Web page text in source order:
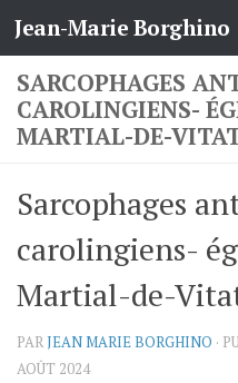
Skip to content
Jean-Marie Borghino
SARCOPHAGES
CAROLINGIENS-
MARTIAL-DE-
Sarcophages
carolingiens-
Martial-de-
PARJEAN MARIE BORGHINO ·
AOÛT 2024